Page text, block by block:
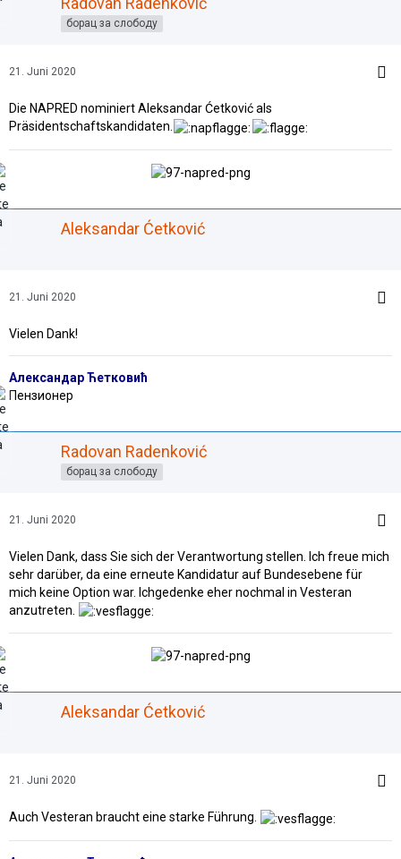
борац за слободу
21. Juni 2020
Die NAPRED nominiert Aleksandar Ćetković als
Präsidentschaftskandidaten.
Aleksandar Ćetković
21. Juni 2020
Vielen Dank!
Александар Ћетковић
Пензионер
Radovan Radenković
борац за слободу
21. Juni 2020
Vielen Dank, dass Sie sich der Verantwortung stellen. Ich freue mich
sehr darüber, da eine erneute Kandidatur auf Bundesebene für
mich keine Option war. Ichgedenke eher nochmal in Vesteran
anzutreten.
Aleksandar Ćetković
21. Juni 2020
Auch Vesteran braucht eine starke Führung.